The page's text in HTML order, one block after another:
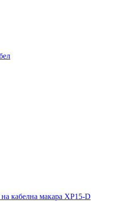
кабелна макара XP15-D